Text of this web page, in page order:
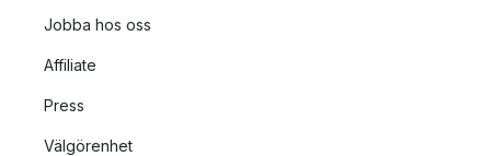
Jobba hos oss
Affiliate
Press
Välgörenhet